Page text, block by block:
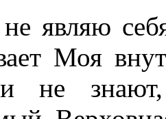
являю
Моя
не